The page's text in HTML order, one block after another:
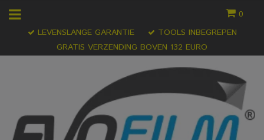
0
GRATIS VERZENDING BOVEN 132 EURO
LEVENSLANGE GARANTIE TOOLS INBEGREPEN